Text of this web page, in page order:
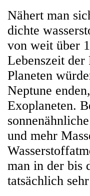
Nähert man
dichte
von weit über
Lebenszeit
Planeten
Neptune
Exoplaneten.
und mehr
man in der bis
tatsächlich